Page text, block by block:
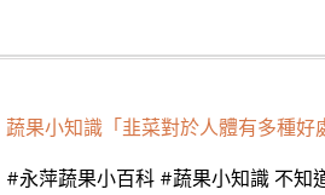
蔬果小知識「韭菜對於人體有多種好
#永萍蔬果小百科 #蔬果小知識 不知